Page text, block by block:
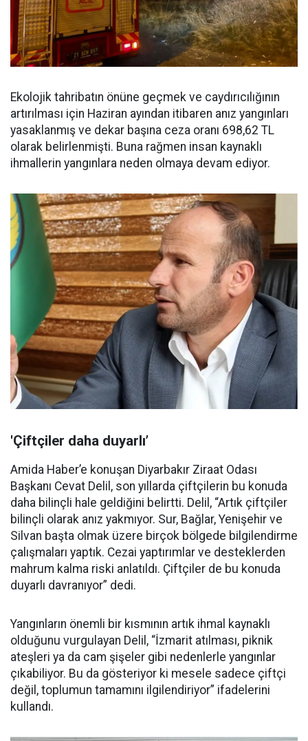
Ekolojik tahribatın önüne geçmek ve caydırıcılığının
artırılması için Haziran ayından itibaren anız yangınları
yasaklanmış ve dekar başına ceza oranı 698,62 TL
olarak belirlenmişti. Buna rağmen insan kaynaklı
ihmallerin yangınlara neden olmaya devam ediyor.
'Çiftçiler daha duyarlı’
Amida Haber’e konuşan Diyarbakır Ziraat Odası
Başkanı Cevat Delil, son yıllarda çiftçilerin bu konuda
daha bilinçli hale geldiğini belirtti. Delil, “Artık çiftçiler
bilinçli olarak anız yakmıyor. Sur, Bağlar, Yenişehir ve
Silvan başta olmak üzere birçok bölgede bilgilendirme
çalışmaları yaptık. Cezai yaptırımlar ve desteklerden
mahrum kalma riski anlatıldı. Çiftçiler de bu konuda
duyarlı davranıyor” dedi.
Yangınların önemli bir kısmının artık ihmal kaynaklı
olduğunu vurgulayan Delil, “İzmarit atılması, piknik
ateşleri ya da cam şişeler gibi nedenlerle yangınlar
çıkabiliyor. Bu da gösteriyor ki mesele sadece çiftçi
değil, toplumun tamamını ilgilendiriyor” ifadelerini
kullandı.